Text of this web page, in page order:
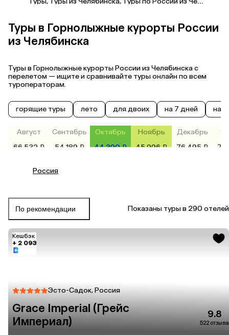
Туры в Горнолыжные курорты России
из Челябинска
Туры в Горнолыжные курорты России из Челябинска с
перелетом — ищите и сравнивайте туры онлайн по всем
туроператорам.
горящие туры лето для двоих на 7 дней на
Август
66 532 ₽
Сентябрь
54 189 ₽
Октябрь
44 390 ₽
Ноябрь
45 996 ₽
Декабрь
76 495 ₽
75
Россия
По рекомендации Показаны туры в 290 отелей
Кешбэк
+ 2 093
Эсто-Садок, Россия
Grace Imperial (Грейс
Империал)
9.8
522 отзыва